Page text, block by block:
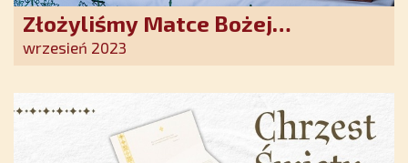
Złożyliśmy Matce Bożej
Ostrobramskiej pozłacane wotum
wrzesień 2023